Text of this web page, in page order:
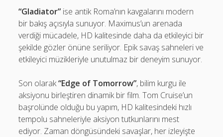
“Gladiator” ise antik Roma’nın kavgalarını modern
bir bakış açısıyla sunuyor. Maximus’un arenada
verdiği mücadele, HD kalitesinde daha da etkileyici bir
şekilde gözler önüne seriliyor. Epik savaş sahneleri ve
etkileyici müzikleriyle unutulmaz bir deneyim sunuyor.
Son olarak“Edge of Tomorrow”, bilim kurgu ile
aksiyonu birleştiren dinamik bir film. Tom Cruise’un
başrolünde olduğu bu yapım, HD kalitesindeki hızlı
tempolu sahneleriyle aksiyon tutkunlarını mest
ediyor. Zaman döngüsündeki savaşlar, her izleyişte